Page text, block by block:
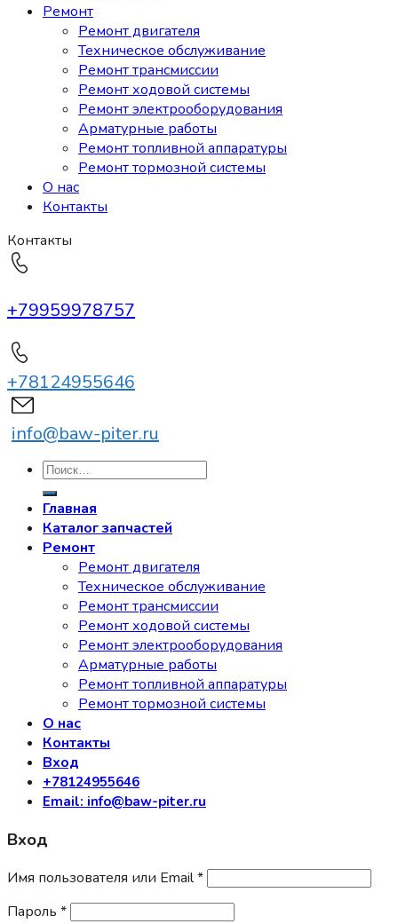
Ремонт
Ремонт двигателя
Техническое обслуживание
Ремонт трансмиссии
Ремонт ходовой системы
Ремонт электрооборудования
Арматурные работы
Ремонт топливной аппаратуры
Ремонт тормозной системы
О нас
Контакты
Контакты
+79959978757
+78124955646
info@baw-piter.ru
Искать:
Главная
Каталог запчастей
Ремонт
Ремонт двигателя
Техническое обслуживание
Ремонт трансмиссии
Ремонт ходовой системы
Ремонт электрооборудования
Арматурные работы
Ремонт топливной аппаратуры
Ремонт тормозной системы
О нас
Контакты
Вход
+78124955646
Email: info@baw-piter.ru
Вход
Имя пользователя или Email*
Пароль *